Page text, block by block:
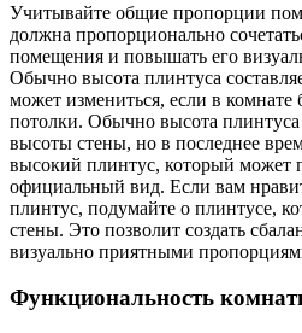
Учитывайте общие пропорции
должна пропорционально
помещения и повышать его
Обычно высота плинтуса
может измениться, если в
потолки. Обычно высота плинтуса
высоты стены, но в последнее
высокий плинтус, который может
официальный вид. Если вам
плинтус, подумайте о плинтусе,
стены. Это позволит создать
визуально приятными
Функциональность